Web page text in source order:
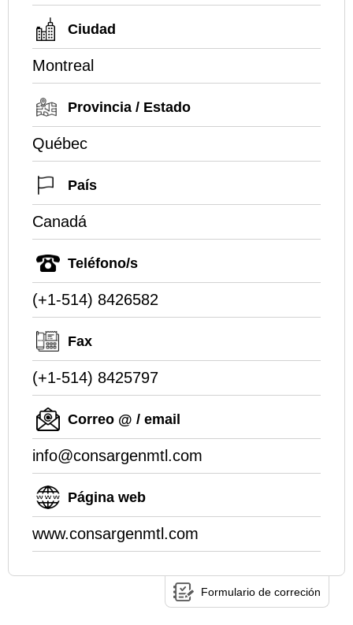
Ciudad
Montreal
Provincia / Estado
Québec
País
Canadá
Teléfono/s
(+1-514) 8426582
Fax
(+1-514) 8425797
Correo @ / email
info@consargenmtl.com
Página web
www.consargenmtl.com
Formulario de correción